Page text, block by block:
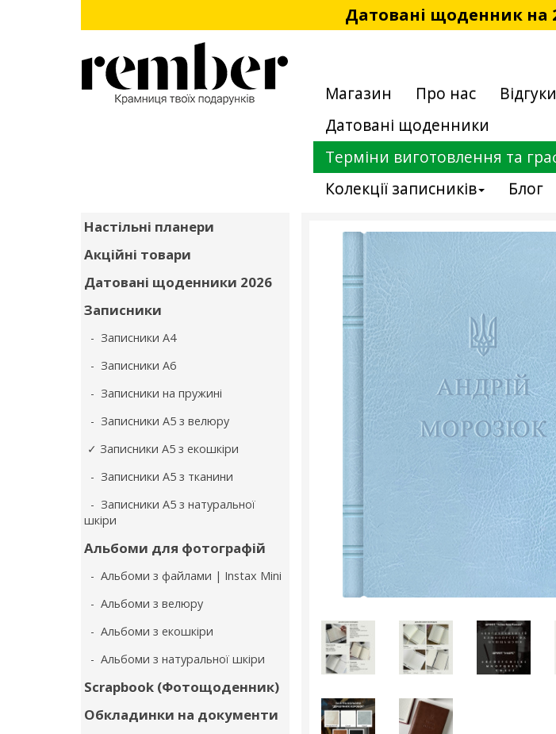
Датовані щоденник на
Магазин Про нас
Відгуки
Датовані щоденники
Терміни виготовлення та
Колекції записників
Блог
Настільні планери
Акційні товари
Датовані щоденники 2026
Записники
- Записники А4
- Записники А6
- Записники на пружині
- Записники А5 з велюру
✓ Записники А5 з екошкіри
- Записники А5 з тканини
- Записники А5 з натуральної
шкіри
Альбоми для фотографій
- Альбоми з файлами | Instax Mini
- Альбоми з велюру
- Альбоми з екошкіри
- Альбоми з натуральної шкіри
Scrapbook (Фотощоденник)
Обкладинки на документи